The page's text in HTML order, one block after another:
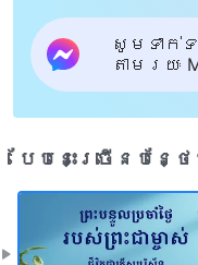
សូមទាក់
តាមរយៈ
បែបនេះ​ច្រើនបន្ថ